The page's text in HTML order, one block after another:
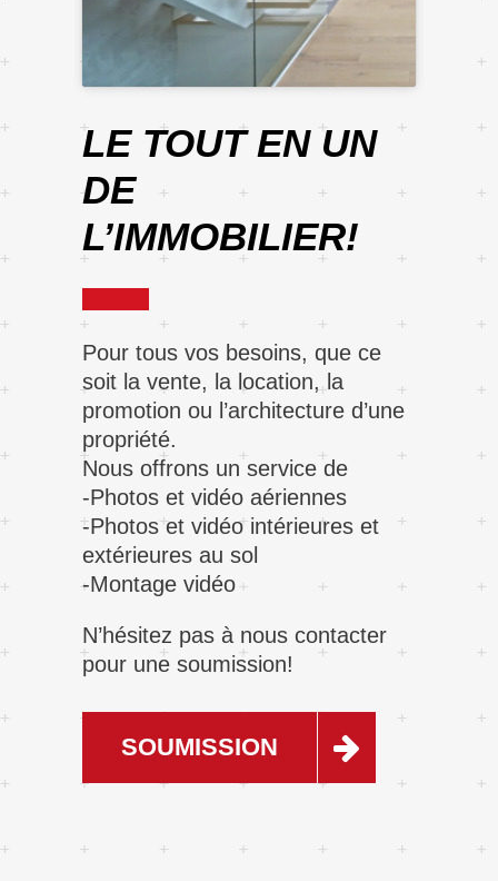
LE TOUT EN UN
DE
L’IMMOBILIER!
Pour tous vos besoins, que ce
soit la vente, la location, la
promotion ou l’architecture d’une
propriété.
Nous offrons un service de
-Photos et vidéo aériennes
-Photos et vidéo intérieures et
extérieures au sol
-Montage vidéo
N’hésitez pas à nous contacter
pour une soumission!
SOUMISSION